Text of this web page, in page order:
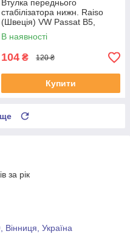
Втулка переднього
стабілізатора нижн. Raiso
(Швеція) VW Passat B5,
Фольксваген Пасат Б5 #RL-
8D0317C UALDHBJ4
В наявності
104 ₴ 120 ₴
Купити
за рік
Вінниця, Україна